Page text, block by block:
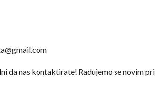
da nas kontaktirate! Radujemo se novim